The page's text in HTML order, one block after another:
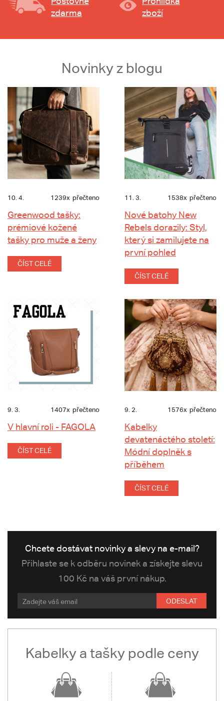
zdarma
zboží
Novinky z blogu
10. 4. 1239x přečteno
Greenwood tašky:
prémiové kožené
tašky pro muže a ženy
ČÍST CELÉ
11. 3. 1538x přečteno
Nové batohy New
Rebels dorazily: Styl,
který si zamilujete na
první pohled
ČÍST CELÉ
9. 3. 1407x přečteno
V hlavní roli - FAGOLA
ČÍST CELÉ
9. 2. 1576x přečteno
Kabelky
devatenáctého století:
Módní doplněk s
příběhem
ČÍST CELÉ
Chcete dostávat novinky a slevy na e-mail?
Přihlaste se k odběru novinek a získejte slevu
100 Kč na váš první nákup.
ODESLAT
Kabelky a tašky podle ceny